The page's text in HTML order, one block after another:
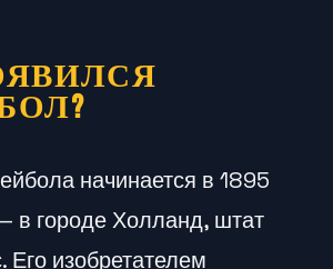
начинается в 1895
в городе Холланд, штат
Его изобретателем